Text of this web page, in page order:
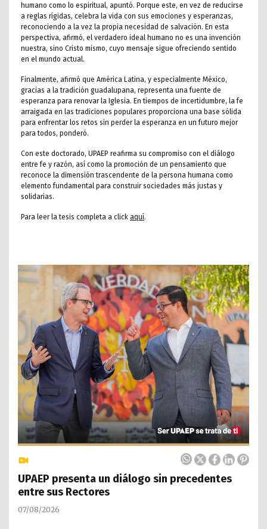
humano como lo espiritual, apuntó. Porque este, en vez de reducirse
a reglas rígidas, celebra la vida con sus emociones y esperanzas,
reconociendo a la vez la propia necesidad de salvación. En esta
perspectiva, afirmó, el verdadero ideal humano no es una invención
nuestra, sino Cristo mismo, cuyo mensaje sigue ofreciendo sentido
en el mundo actual.
Finalmente, afirmó que América Latina, y especialmente México,
gracias a la tradición guadalupana, representa una fuente de
esperanza para renovar la Iglesia. En tiempos de incertidumbre, la fe
arraigada en las tradiciones populares proporciona una base sólida
para enfrentar los retos sin perder la esperanza en un futuro mejor
para todos, ponderó.
Con este doctorado, UPAEP reafirma su compromiso con el diálogo
entre fe y razón, así como la promoción de un pensamiento que
reconoce la dimensión trascendente de la persona humana como
elemento fundamental para construir sociedades más justas y
solidarias.
Para leer la tesis completa a click aquí.
UPAEP presenta un diálogo sin precedentes
entre sus Rectores
07/08/2026